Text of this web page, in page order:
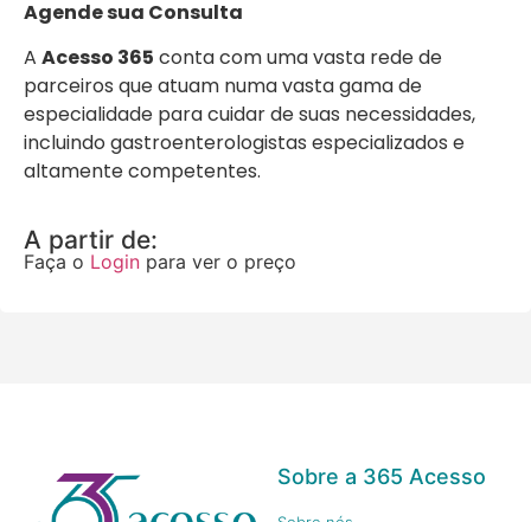
Agende sua Consulta
A Acesso 365 conta com uma vasta rede de
parceiros que atuam numa vasta gama de
especialidade para cuidar de suas necessidades,
incluindo gastroenterologistas especializados e
altamente competentes.
A partir de:
Faça o Login para ver o preço
Sobre a 365 Acesso